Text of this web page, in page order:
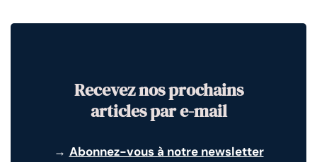
Recevez nos prochains
articles par e-mail
→ Abonnez-vous à notre newsletter